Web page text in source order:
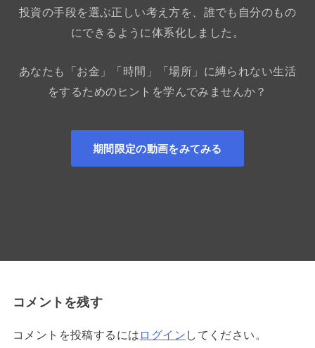
投資の手段を選ぶ正しい考え方を、誰でも自分のもの
にできるように体系化しました。
あなたも「お金」「時間」「場所」に縛られない生活
をするためのヒントを学んでみませんか？
期間限定の動画をみてみる
コメントを残す
コメントを投稿するにはログインしてください。